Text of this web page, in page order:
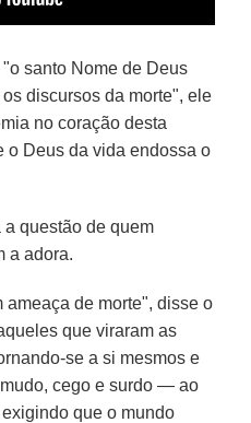
santo Nome de Deus
discursos da morte", ele
no coração desta
o Deus da vida endossa o
questão de quem
a adora.
ameaça de morte", disse o
que viraram as
se a si mesmos e
cego e surdo — ao
que o mundo